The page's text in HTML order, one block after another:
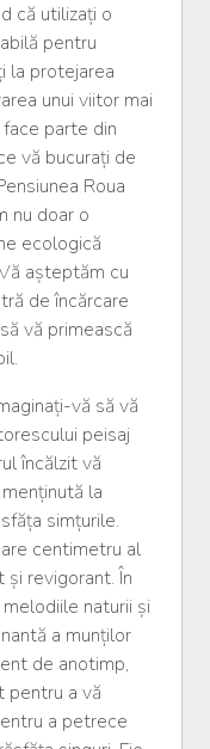
că utilizați o
pentru
la protejarea
unui viitor mai
parte din
vă bucurați de
Roua
nu doar o
ecologică
așteptăm cu
de încărcare
vă primească
vă să vă
peisaj
încălzit vă
la
simțurile.
centimetru al
și revigorant. În
naturii și
a munților
de anotimp,
pentru a vă
a petrece